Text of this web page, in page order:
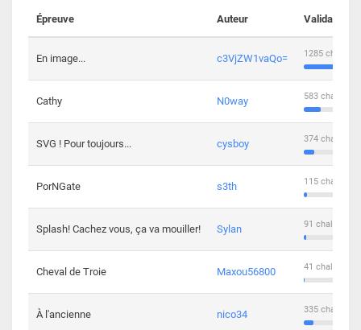
Épreuve Auteur Validations
En image... c3VjZW1vaQo= 1285
Cathy N0way 583
SVG ! Pour toujours... cysboy 374
PorNGate s3th 115
Splash! Cachez vous, ça va mouiller! Sylan 91
Cheval de Troie Maxou56800 41
À l'ancienne nico34 335